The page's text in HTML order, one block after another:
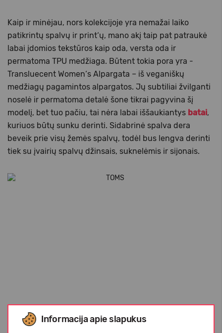
Informacija apie slapukus
Kaip ir minėjau, nors kolekcijoje yra nemažai laiko
patikrintų spalvų ir print‘ų, mano akį taip pat patraukė
labai įdomios tekstūros kaip oda, versta oda ir
permatoma TPU medžiaga. Būtent tokia pora yra -
Transluecent Women‘s Alpargata – iš veganiškų
medžiagų pagamintos alpargatos. Jų subtiliai žvilganti
noselė ir permatoma detalė šone tikrai pagyvina šį
modelį, bet tuo pačiu, tai nėra labai iššaukiantys batai,
kuriuos būtų sunku derinti. Sidabrinė spalva dera
beveik prie visų žemės spalvų, todėl bus lengva derinti
tiek su įvairių spalvų džinsais, suknelėmis ir sijonais.